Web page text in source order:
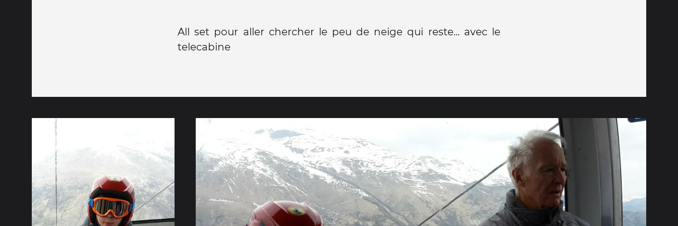
All set pour aller chercher le peu de neige qui reste... avec le
telecabine